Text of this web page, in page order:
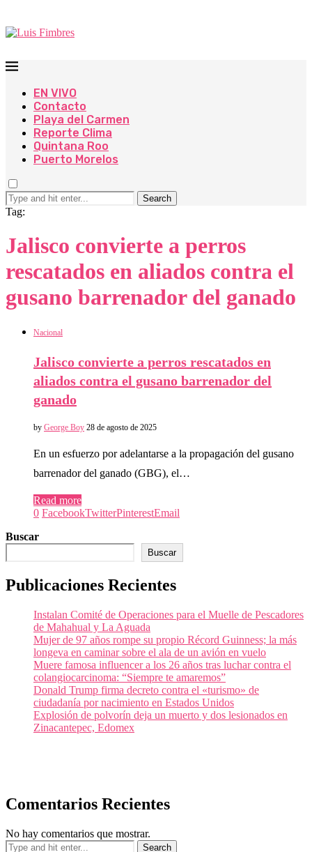
EN VIVO
Contacto
Playa del Carmen
Reporte Clima
Quintana Roo
Puerto Morelos
Search
Tag:
Jalisco convierte a perros
rescatados en aliados contra el
gusano barrenador del ganado
Nacional
Jalisco convierte a perros rescatados en
aliados contra el gusano barrenador del
ganado
by George Boy 28 de agosto de 2025
En un esfuerzo por adelantarse a la propagación del gusano
barrenador del ganado (GBG), el…
Read more
0 FacebookTwitterPinterestEmail
Buscar
Buscar
Publicaciones Recientes
Instalan Comité de Operaciones para el Muelle de Pescadores
de Mahahual y La Aguada
Mujer de 97 años rompe su propio Récord Guinness; la más
longeva en caminar sobre el ala de un avión en vuelo
Muere famosa influencer a los 26 años tras luchar contra el
colangiocarcinoma: “Siempre te amaremos”
Donald Trump firma decreto contra el «turismo» de
ciudadanía por nacimiento en Estados Unidos
Explosión de polvorín deja un muerto y dos lesionados en
Zinacantepec, Edomex
Comentarios Recientes
No hay comentarios que mostrar.